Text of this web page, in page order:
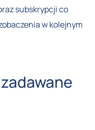
subskrypcji co
w kolejnym